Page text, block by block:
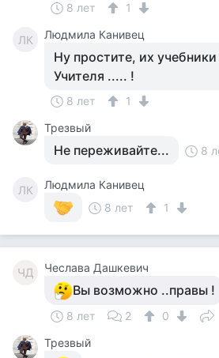
8 лет 1
ЛК Людмила Канивец
Ну простите, их
Учителя ..... !
8 лет
1
Трезвый
Не переживайте... 8
ЛК
Людмила Канивец
8 лет
1
ЧД Чеслава Дашкевич
Вы возможно ..правы !
8 лет 2
0
Трезвый